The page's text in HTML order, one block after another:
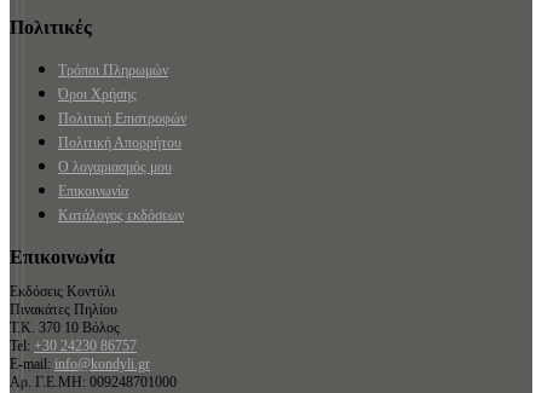
Πολιτικές
Τρόποι Πληρωμών
Όροι Χρήσης
Πολιτική Επιστροφών
Πολιτική Απορρήτου
Ο λογαριασμός μου
Επικοινωνία
Κατάλογος εκδόσεων
Επικοινωνία
Εκδόσεις Κοντύλι
Πινακάτες Πηλίου
Τ.Κ. 370 10 Βόλος
Tel: +30 24230 86757
E-mail: info@kondyli.gr
Αρ. Γ.Ε.ΜΗ: 009248701000